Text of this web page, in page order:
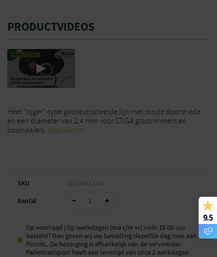
PRODUCTVIDEOS
Heel "tijger"-type gecoëxtrudeerde lijn met ronde doorsnede
en een diameter van 2,4 mm voor STIGA grastrimmers en
bosmaaiers. Lees verder
SKU 1911-9232-01
Aantal
Op voorraad | Op werkdagen (ma t/m vr) vóór 16.00 uur
besteld? Dan geven wij uw bestelling dezelfde dag mee aan
PostNL. De bezorging is afhankelijk van de vervoerder.
Pallettransport heeft een levertijd van circa 2 werkdagen
9.5